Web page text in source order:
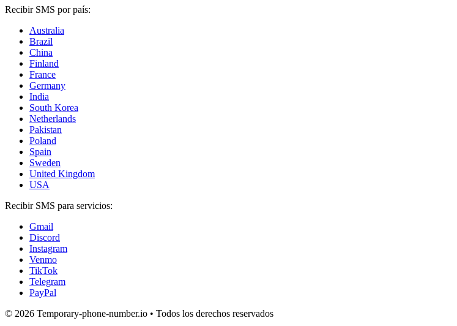
Recibir SMS por país:
Australia
Brazil
China
Finland
France
Germany
India
South Korea
Netherlands
Pakistan
Poland
Spain
Sweden
United Kingdom
USA
Recibir SMS para servicios:
Gmail
Discord
Instagram
Venmo
TikTok
Telegram
PayPal
© 2026 Temporary-phone-number.io • Todos los derechos reservados